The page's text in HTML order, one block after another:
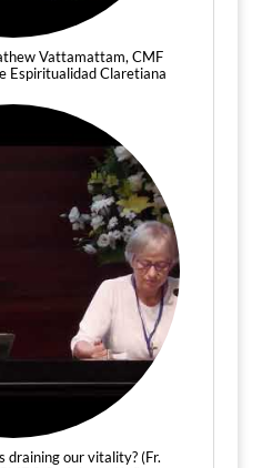
Vattamattam, CMF
Espiritualidad Claretiana
draining our vitality? (Fr.